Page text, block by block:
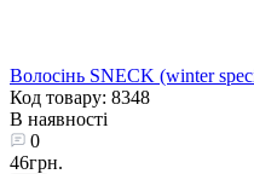
Волосінь SNECK (winter
Код товару: 8348
В наявності
0
46грн.